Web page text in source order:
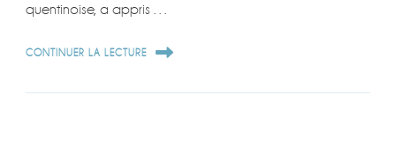
quentinoise, a appris …
CONTINUER LA LECTURE